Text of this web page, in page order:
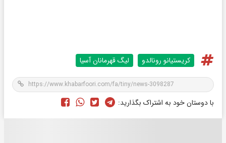
کریستیانو رونالدو لیگ قهرمانان آسیا
با دوستان خود به اشتراک بگذارید: